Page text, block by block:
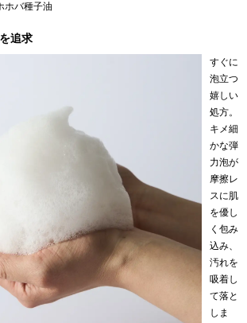
ホバ種子油
追求
すぐに
泡立つ
嬉しい
処方。
キメ細
かな弾
力泡が
摩擦レ
スに肌
を優し
く包み
込み、
汚れを
吸着し
て落と
しま